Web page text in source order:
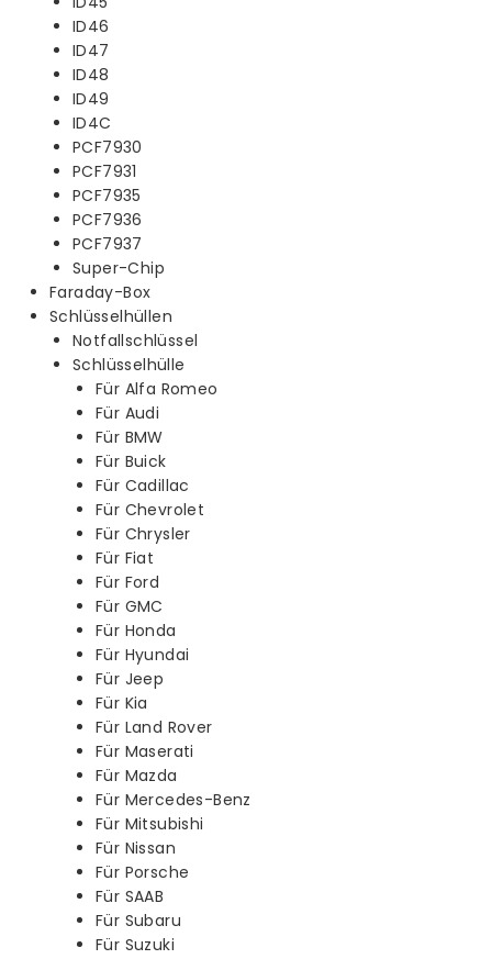
ID46
ID47
ID48
ID49
ID4C
PCF7930
PCF7931
PCF7935
PCF7936
PCF7937
Super-Chip
Faraday-Box
Schlüsselhüllen
Notfallschlüssel
Schlüsselhülle
Für Alfa Romeo
Für Audi
Für BMW
Für Buick
Für Cadillac
Für Chevrolet
Für Chrysler
Für Fiat
Für Ford
Für GMC
Für Honda
Für Hyundai
Für Jeep
Für Kia
Für Land Rover
Für Maserati
Für Mazda
Für Mercedes-Benz
Für Mitsubishi
Für Nissan
Für Porsche
Für SAAB
Für Subaru
Für Suzuki